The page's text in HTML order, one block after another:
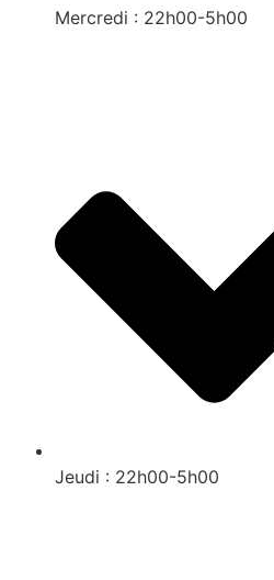
Mercredi : 22h00-5h00
Jeudi : 22h00-5h00